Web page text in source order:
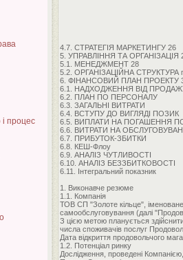
процес
4.7. СТРАТЕГІЯ МАРКЕТИНГУ 26
5. УПРАВЛІННЯ ТА ОРГАНІЗАЦІЯ
5.1. МЕНЕДЖМЕНТ 28
5.2. ОРГАНІЗАЦІЙНА СТРУКТУРА
6. ФІНАНСОВИЙ ПЛАН ПРОЕКТУ
6.1. НАДХОДЖЕННЯ ВІД
6.2. ПЛАН ПО ПЕРСОНАЛУ
6.3. ЗАГАЛЬНІ ВИТРАТИ
6.4. ВСТУПУ ДО ВИГЛЯДІ ПОЗИК
6.5. ВИПЛАТИ НА ПОГАШЕННЯ
6.6. ВИТРАТИ НА
6.7. ПРИБУТОК-ЗБИТКИ
6.8. КЕШ-Флоу
6.9. АНАЛІЗ ЧУТЛИВОСТІ
6.10. АНАЛІЗ БЕЗЗБИТКОВОСТІ
6.11. Інтегральний показник
1. Виконавче резюме
1.1. Компанія
ТОВ СП "Золоте кільце", іменоване
самообслуговування (далі
З цією метою планується
числа споживачів послуг
Дата відкриття продовольчого
1.2. Потенціал ринку
Дослідження, проведені